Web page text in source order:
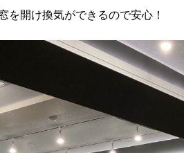
を開け換気ができるので安心！